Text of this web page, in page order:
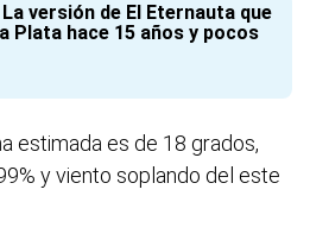
La versión de El Eternauta que
Plata hace 15 años y pocos
estimada es de 18 grados,
y viento soplando del este